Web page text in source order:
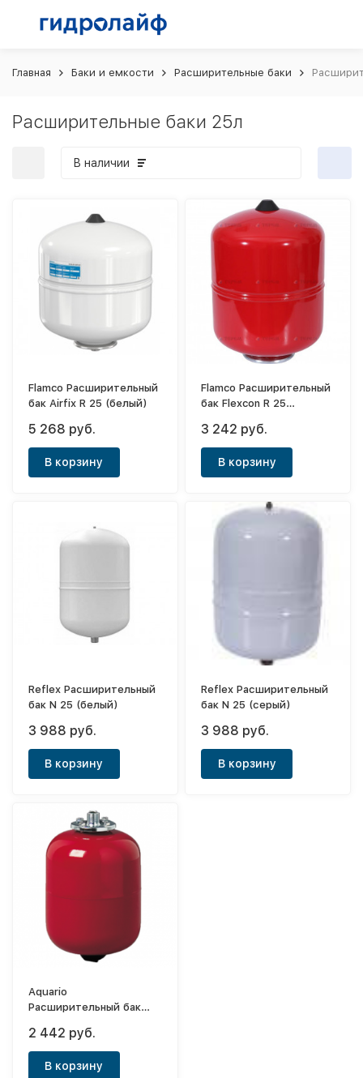
Главная Баки и емкости Расширительные баки
Расширительные баки 25л
В наличии
Flamco Расширительный
бак Airfix R 25 (белый)
5 268 руб.
В корзину
Flamco Расширительный
бак Flexcon R 25
3 242 руб.
В корзину
Reflex Расширительный
бак N 25 (белый)
3 988 руб.
В корзину
Reflex Расширительный
бак N 25 (серый)
3 988 руб.
В корзину
Aquario
Расширительный бак
2 442 руб.
В корзину